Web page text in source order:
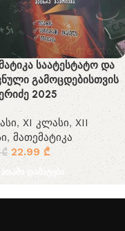
საატესტატო და
გამოცდებისთვის
2025
, XI კლასი,XII
,მათემატიკა
₾ 22.99 ₾
დამატება